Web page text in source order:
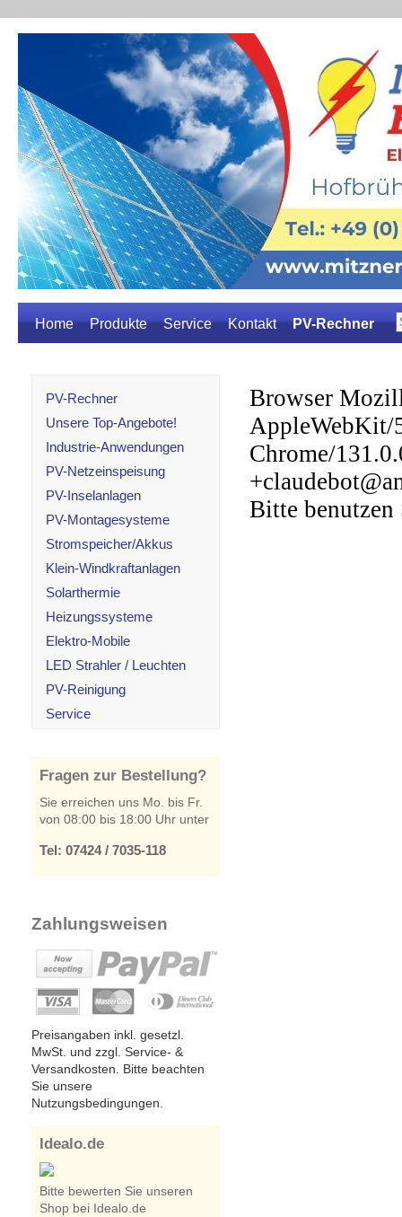
Home Produkte Service Kontakt PV-Rechner
PV-Rechner
Unsere Top-Angebote!
Industrie-Anwendungen
PV-Netzeinspeisung
PV-Inselanlagen
PV-Montagesysteme
Stromspeicher/Akkus
Klein-Windkraftanlagen
Solarthermie
Heizungssysteme
Elektro-Mobile
LED Strahler / Leuchten
PV-Reinigung
Service
Fragen zur Bestellung?
Sie erreichen uns Mo. bis Fr.
von 08:00 bis 18:00 Uhr unter
Tel: 07424 / 7035-118
Zahlungsweisen
Preisangaben inkl. gesetzl.
MwSt. und zzgl. Service- &
Versandkosten. Bitte beachten
Sie unsere
Nutzungsbedingungen.
Idealo.de
Bitte bewerten Sie unseren
Shop bei Idealo.de